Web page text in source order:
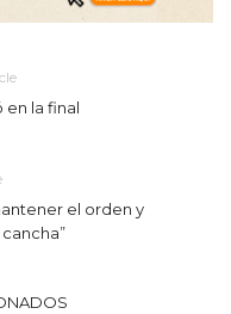
en la final
el orden y